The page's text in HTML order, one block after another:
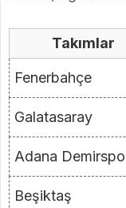
Takımlar
Fenerbahçe
Galatasaray
Adana
Beşiktaş